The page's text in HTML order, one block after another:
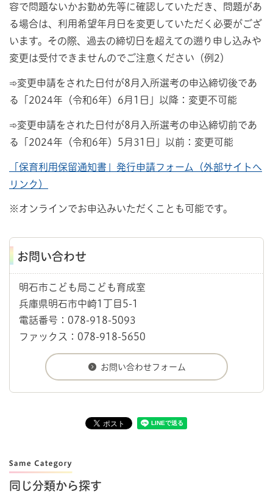
容で問題ないかお勤め先等に確認していただき、問題があ
る場合は、利用希望年月日を変更していただく必要がござ
います。その際、過去の締切日を超えての遡り申し込みや
変更は受付できませんのでご注意ください（例2）
➾変更申請をされた日付が8月入所選考の申込締切後であ
る「2024年（令和6年）6月1日」以降：変更不可能
➾変更申請をされた日付が8月入所選考の申込締切前であ
る「2024年（令和6年）5月31日」以前：変更可能
「保育利用保留通知書」発行申請フォーム（外部サイトへ
リンク）
※オンラインでお申込みいただくことも可能です。
お問い合わせ
明石市こども局こども育成室
兵庫県明石市中崎1丁目5-1
電話番号：078-918-5093
ファックス：078-918-5650
同じ分類から探す